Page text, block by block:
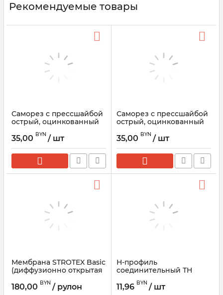
Рекомендуемые товары
Саморез с прессшайбой
острый, оцинкованный
35,00 BYN / шт
Саморез с прессшайбой
острый, оцинкованный
35,00 BYN / шт
Мембрана STROTEX Basic
(диффузионно открытая
180,00 BYN / рулон
Н-профиль
соединительный ТН
Артикул: 81735
11,96 BYN / шт